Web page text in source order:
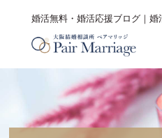
婚活無料・婚活応援ブログ｜